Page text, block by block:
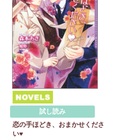
試し読み
恋の手ほどき、おまかせくださ
い♥